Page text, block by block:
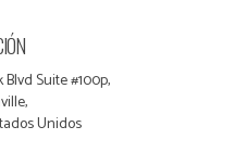
Suite #100p,
Unidos